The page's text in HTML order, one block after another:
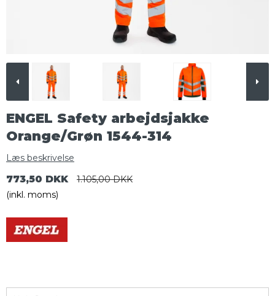
ENGEL Safety arbejdsjakke
Orange/Grøn 1544-314
Læs beskrivelse
773,50 DKK
1.105,00 DKK
(inkl. moms)